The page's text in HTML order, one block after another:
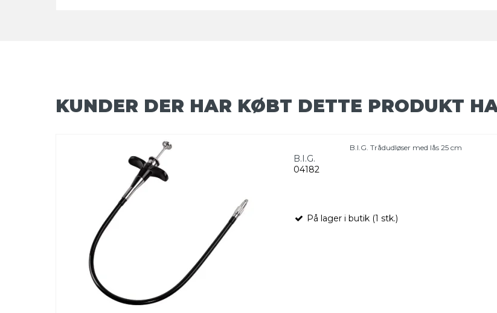
KUNDER DER HAR KØBT DETTE PRODUKT
B.I.G. Trådudløser med lås 25 cm
B.I.G.
04182
På lager i butik (1 stk.)